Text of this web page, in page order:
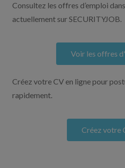
Consultez les offres d’emploi
actuellement sur SECURITYJOB.
Voir les offres
Créez votre CV en ligne pour
rapidement.
Créez votre